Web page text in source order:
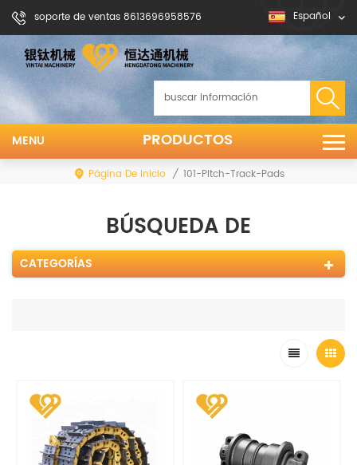
soporte de ventas 8613696958576 Español
PRODUCTOS
MENU
Página De Inicio / 101-Pitch-Track-Pads
BÚSQUEDA DE
CATEGORÍAS